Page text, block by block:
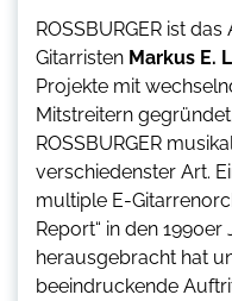
ROSSBURGER ist
Gitarristen Markus E.
Projekte mit
Mitstreitern
ROSSBURGER
verschiedenster Art.
multiple E-
Report“ in den
herausgebracht hat
beeindruckende